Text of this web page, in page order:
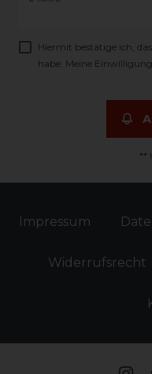
Hiermit bestätige ich,
habe. Meine
**
Impressum
Widerrufs­recht